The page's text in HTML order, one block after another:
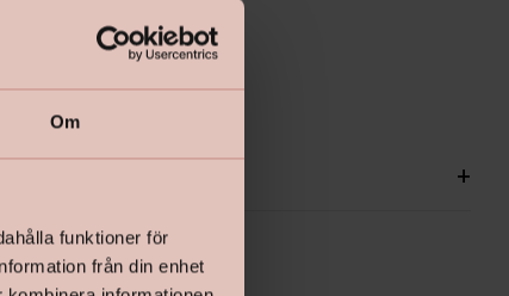
Om
funktioner för
från din enhet
+